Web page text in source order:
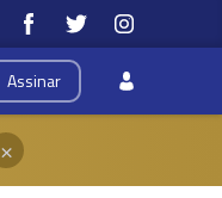
Assinar
×